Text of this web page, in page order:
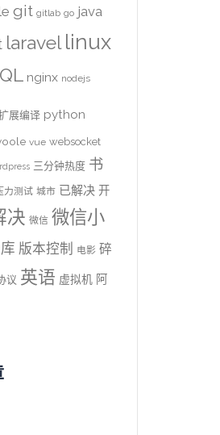
git gitlab go java
laravel linux
nginx nodejs
展编译 python
vue websocket
三分钟热度 书
力测试 城市 已解决 开
决 微信 微信小
版本控制 电影 碎
议 英语 虚拟机 阿